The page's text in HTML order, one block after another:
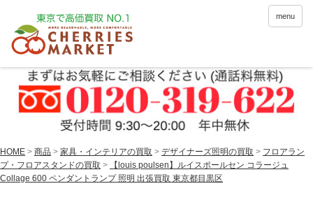
menu
HOME > 商品 > 家具・インテリアの買取 > デザイナーズ照明の買取 > フロアラン
プ・フロアスタンドの買取 >
【louis poulsen】ルイスポールセン コラージュ
Collage 600 ペンダントランプ 照明 出張買取 東京都目黒区